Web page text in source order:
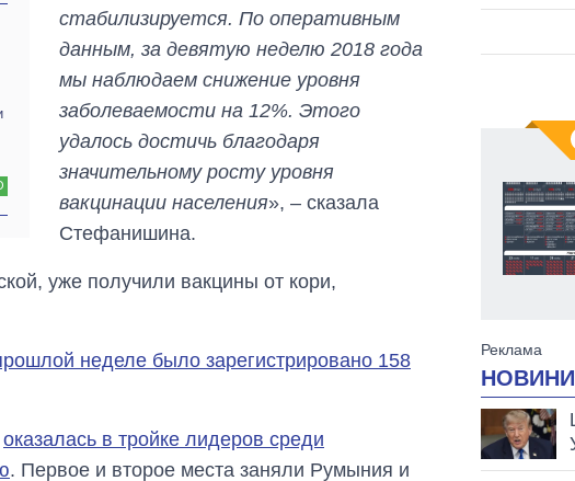
стабилизируется. По оперативным
данным, за девятую неделю 2018 года
мы наблюдаем снижение уровня
заболеваемости на 12%. Этого
удалось достичь благодаря
значительному росту уровня
вакцинации населения», – сказала
Стефанишина.
уже получили вакцины от кори,
неделе было зарегистрировано 158
оказалась в тройке лидеров среди
. Первое и второе места заняли Румыния и
бюджет